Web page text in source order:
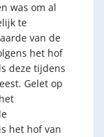
was om al
te
van de
het hof
deze tijdens
Gelet op
het hof van